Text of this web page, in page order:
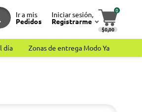
Ir a mis
Pedidos
Iniciar sesión,
Registrarme
0
$0,00
día Zonas de entrega Modo Ya